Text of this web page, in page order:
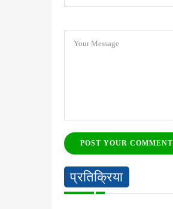
Your Message
POST YOUR COMMENT
प्रतिक्रिया